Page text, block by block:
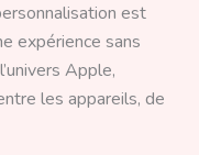
est
expérience sans
Apple,
les appareils, de